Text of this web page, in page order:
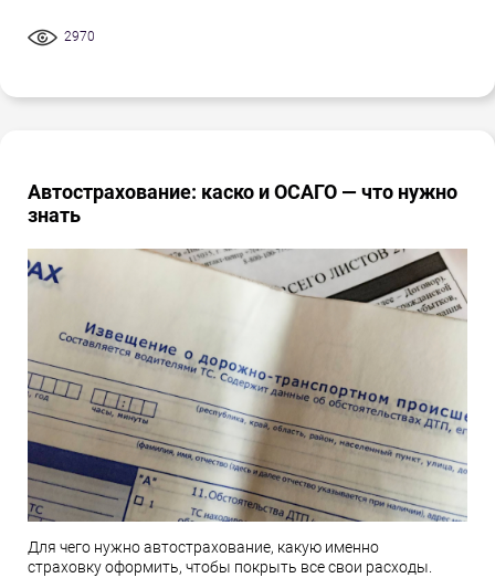
2970
Автострахование: каско и ОСАГО — что нужно
знать
Для чего нужно автострахование, какую именно
страховку оформить, чтобы покрыть все свои расходы.